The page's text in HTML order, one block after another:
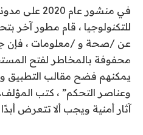
للتكنولوجيا ، قام مطور آخر
عن /صحة و /معلومات ، فإن
محفوفة بالمخاطر لفتح
يمكنهم فضح مقالب التطبيق
وعناصر التحكم” ، كتب
آثار أمنية ويجب ألا تتعرض أبدًا